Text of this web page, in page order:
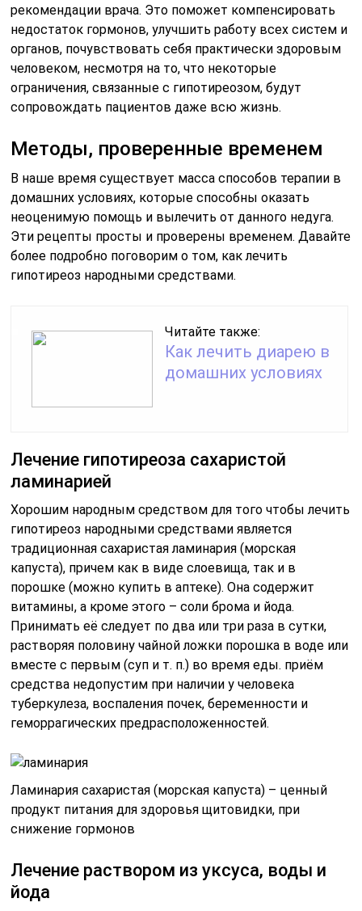
рекомендации врача. Это поможет компенсировать
недостаток гормонов, улучшить работу всех систем и
органов, почувствовать себя практически здоровым
человеком, несмотря на то, что некоторые
ограничения, связанные с гипотиреозом, будут
сопровождать пациентов даже всю жизнь.
Методы, проверенные временем
В наше время существует масса способов терапии в
домашних условиях, которые способны оказать
неоценимую помощь и вылечить от данного недуга.
Эти рецепты просты и проверены временем. Давайте
более подробно поговорим о том, как лечить
гипотиреоз народными средствами.
Читайте также:
Как лечить диарею в
домашних условиях
Лечение гипотиреоза сахаристой
ламинарией
Хорошим народным средством для того чтобы лечить
гипотиреоз народными средствами является
традиционная сахаристая ламинария (морская
капуста), причем как в виде слоевища, так и в
порошке (можно купить в аптеке). Она содержит
витамины, а кроме этого – соли брома и йода.
Принимать её следует по два или три раза в сутки,
растворяя половину чайной ложки порошка в воде или
вместе с первым (суп и т. п.) во время еды. приём
средства недопустим при наличии у человека
туберкулеза, воспаления почек, беременности и
геморрагических предрасположенностей.
Ламинария сахаристая (морская капуста) – ценный
продукт питания для здоровья щитовидки, при
снижение гормонов
Лечение раствором из уксуса, воды и
йода